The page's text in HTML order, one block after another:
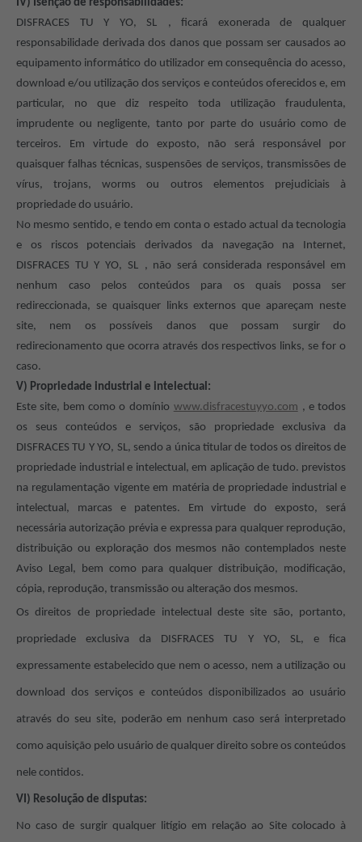
IV) Isenção de responsabilidades:
DISFRACES TU Y YO, SL
, ficará exonerada de qualquer
responsabilidade derivada dos danos que possam ser causados ao
equipamento informático do utilizador em consequência do acesso,
download e/ou utilização dos serviços e conteúdos oferecidos e, em
particular, no que diz respeito toda utilização fraudulenta,
imprudente ou negligente, tanto por parte do usuário como de
terceiros. Em virtude do exposto, não será responsável por
quaisquer falhas técnicas, suspensões de serviços, transmissões de
vírus, trojans, worms ou outros elementos prejudiciais à
propriedade do usuário.
No mesmo sentido, e tendo em conta o estado actual da tecnologia
e os riscos potenciais derivados da navegação na Internet,
DISFRACES TU Y YO, SL
, não será considerada responsável em
nenhum caso pelos conteúdos para os quais possa ser
redireccionada, se quaisquer links externos que apareçam neste
site, nem os possíveis danos que possam surgir do
redirecionamento que ocorra através dos respectivos links, se for o
caso.
V) Propriedade industrial e intelectual:
Este site, bem como o domínio www.disfracestuyyo.com , e todos
os seus conteúdos e serviços, são propriedade exclusiva da
DISFRACES TU Y YO, SL, sendo a única titular de todos os direitos de
propriedade industrial e intelectual, em aplicação de tudo. previstos
na regulamentação vigente em matéria de propriedade industrial e
intelectual, marcas e patentes. Em virtude do exposto, será
necessária autorização prévia e expressa para qualquer reprodução,
distribuição ou exploração dos mesmos não contemplados neste
Aviso Legal, bem como para qualquer distribuição, modificação,
cópia, reprodução, transmissão ou alteração dos mesmos.
Os direitos de propriedade intelectual deste site são, portanto,
propriedade exclusiva da DISFRACES TU Y YO, SL, e fica
expressamente estabelecido que nem o acesso, nem a utilização ou
download dos serviços e conteúdos disponibilizados ao usuário
através do seu site, poderão em nenhum caso será interpretado
como aquisição pelo usuário de qualquer direito sobre os conteúdos
nele contidos.
VI) Resolução de disputas:
No caso de surgir qualquer litígio em relação ao Site colocado à